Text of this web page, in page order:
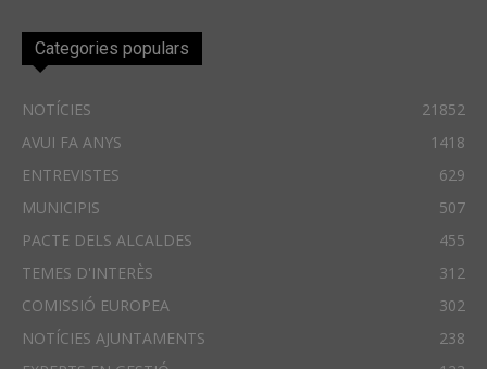
Categories populars
NOTÍCIES
21852
AVUI FA ANYS
1418
ENTREVISTES
629
MUNICIPIS
507
PACTE DELS ALCALDES
455
TEMES D'INTERÈS
312
COMISSIÓ EUROPEA
302
NOTÍCIES AJUNTAMENTS
238